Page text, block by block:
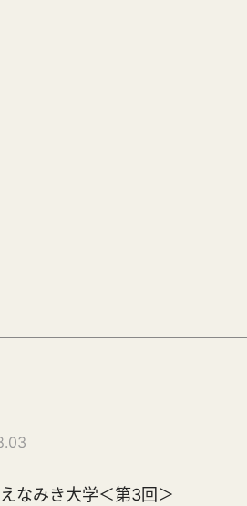
なみき大学＜第3回＞